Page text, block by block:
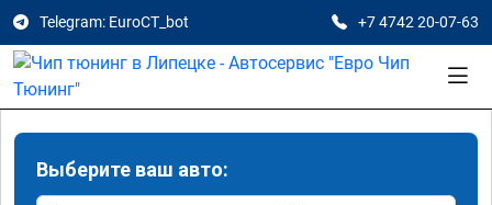
Telegram: EuroCT_bot +7 4742 20-07-63
Выберите ваш авто: